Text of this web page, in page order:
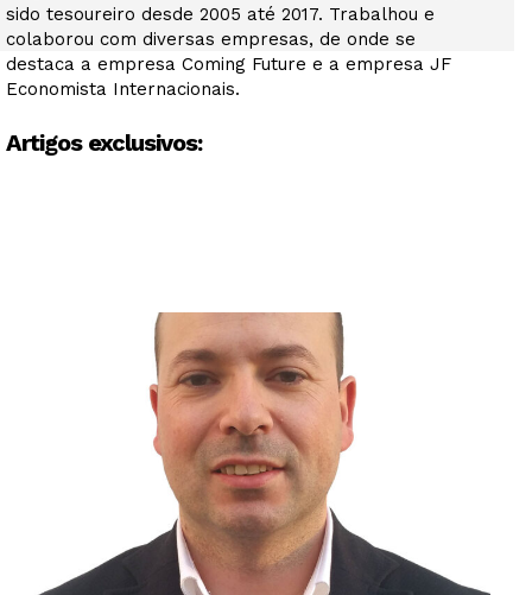
sido tesoureiro desde 2005 até 2017. Trabalhou e
colaborou com diversas empresas, de onde se
destaca a empresa Coming Future e a empresa JF
Economista Internacionais.
Artigos exclusivos: